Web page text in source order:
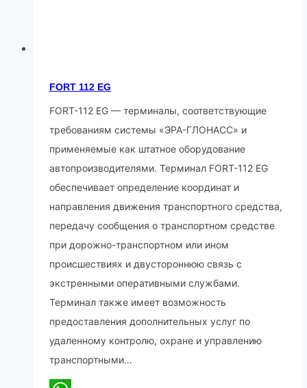
FORT 112 ЕG
FORT-112 EG — терминалы, соответствующие
требованиям системы «ЭРА-ГЛОНАСС» и
применяемые как штатное оборудование
автопроизводителями. Терминал FORT-112 EG
обеспечивает определение координат и
направления движения транспортного средства,
передачу сообщения о транспортном средстве
при дорожно-транспортном или ином
происшествиях и двустороннюю связь с
экстренными оперативными службами.
Терминал также имеет возможность
предоставления дополнительных услуг по
удаленному контролю, охране и управлению
транспортными…